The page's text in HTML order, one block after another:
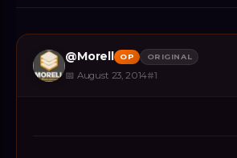
@Morell OP ORIGINAL
📅 August 23, 2014#1